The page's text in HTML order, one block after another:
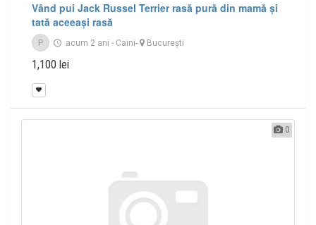
Vând pui Jack Russel Terrier rasă pură din mamă și
tată aceeași rasă
P acum 2 ani - Caini- București
1,100 lei
0